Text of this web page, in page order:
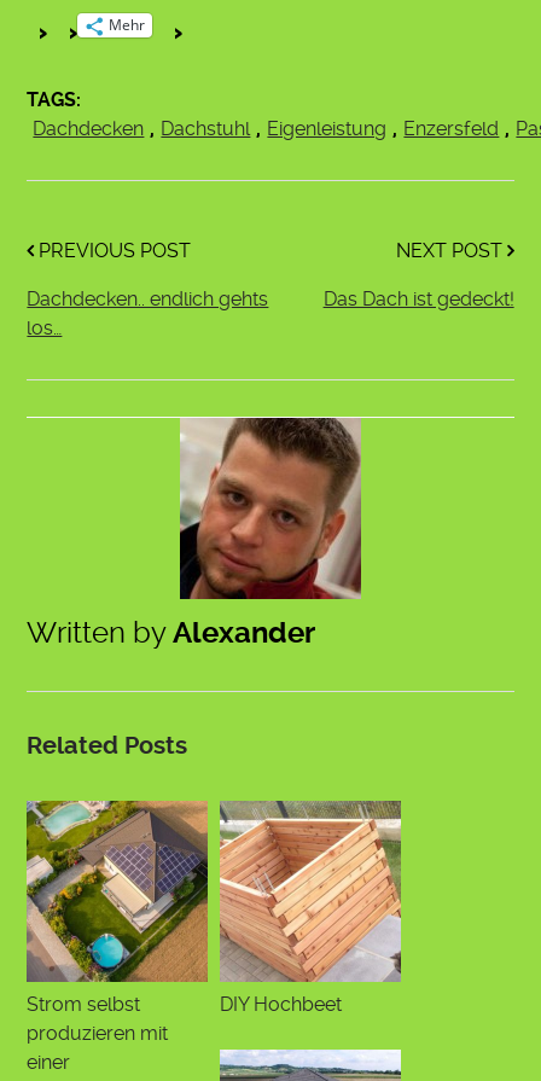
Mehr
TAGS:
Dachdecken , Dachstuhl , Eigenleistung , Enzersfeld ,
PREVIOUS POST
Dachdecken.. endlich gehts
los…
NEXT POST
Das Dach ist gedeckt!
Written byAlexander
Related Posts
Strom selbst
produzieren mit
einer
DIY Hochbeet